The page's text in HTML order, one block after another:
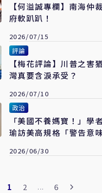
【何溢誠專欄】南海仲裁争
府軟趴趴！
2026/07/15
評論
【梅花評論】川普之害猶
灣真要含淚承受？
2026/07/10
政治
「美國不養媽寶！」學
瑜訪美高規格「警告意
2026/06/30
1 2 ... 6